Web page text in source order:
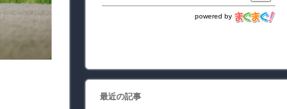
powered by
最近の記事